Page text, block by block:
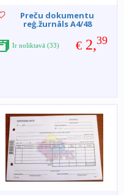
Preču dokumentu
reģ.žurnāls A4/48
€ 2,39
Ir noliktavā (33)